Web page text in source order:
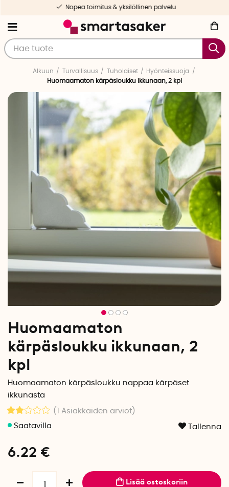
Nopea toimitus & yksilöllinen palvelu
Alkuun Turvallisuus Tuholaiset
Hyönteissuoja
Huomaamaton kärpäsloukku ikkunaan, 2 kpl
Huomaamaton
kärpäsloukku ikkunaan, 2
kpl
Huomaamaton kärpäsloukku nappaa kärpäset
ikkunasta
(1 Asiakkaiden arviot )
Tallenna
6.22 €
Lisää ostoskoriin